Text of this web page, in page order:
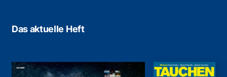
Das aktuelle Heft